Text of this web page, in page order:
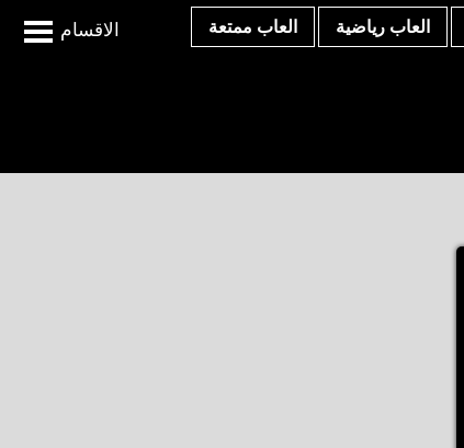
الاقسام العاب رياضية العاب ممتعة